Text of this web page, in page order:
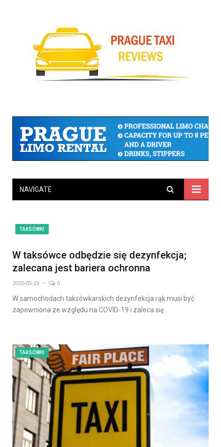
NAVIGATE
TAKSÓWKI
W taksówce odbędzie się dezynfekcja;
zalecana jest bariera ochronna
2020-05-23 0
W samochodach taksówkarskich dezynfekcja rąk musi być
zapewniona ze względu na COVID-19 i zaleca się…
TAKSÓWKI